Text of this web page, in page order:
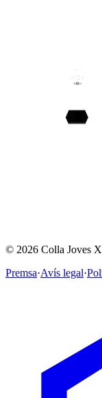
© 2026 Colla Joves
Premsa·Avís legal·